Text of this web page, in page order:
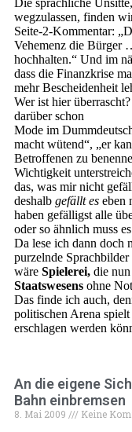
Die sprachliche
wegzulassen, finden
Seite-2-Kommentar:
Vehemenz die Bürger
hochhalten.“ Und im
dass die Finanzkrise
mehr Bescheidenheit
Wer ist hier
darüber schon
Mode im
macht wütend“, „er
Betroffenen zu
Wichtigkeit
das, was mir nicht
deshalb gefällt es eben
haben gefälligst alle
oder so ähnlich muss
Da lese ich dann doch
purzelnde
wäre Spielerei, die nun
Staatswesens ohne
Das finde ich auch,
politischen Arena
erschlagen werden
An die eigene
Bahn einbremsen
8. Mai 2009 Keine